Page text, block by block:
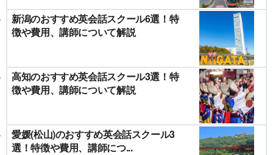
新潟のおすすめ英会話スクール6選！特
徴や費用、講師について解説
高知のおすすめ英会話スクール3選！特
徴や費用、講師について解説
愛媛(松山)のおすすめ英会話スクール3
選！特徴や費用、講師につ...